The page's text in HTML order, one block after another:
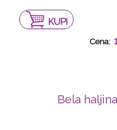
KUPI
Cena:
Bela